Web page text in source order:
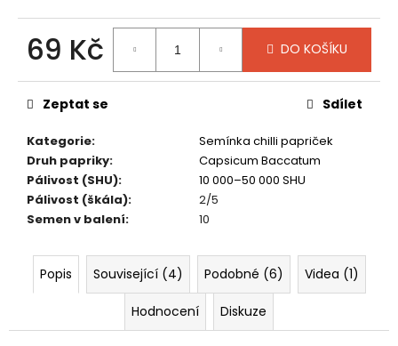
69 Kč DO KOŠÍKU
Kategorie:
Semínka chilli papriček
Druh papriky:
Capsicum Baccatum
Pálivost (SHU):
10 000–50 000 SHU
Pálivost (škála):
2/5
Semen v balení: 10
Zeptat se Sdílet
Popis Související (4) Podobné (6) Videa (1)
Hodnocení Diskuze
u
u
j
e
e
CHICA-
CHICA
BOOM
Kč